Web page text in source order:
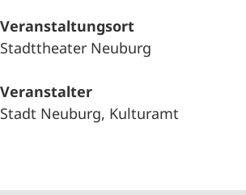
Veranstaltungsort
Stadttheater Neuburg
Veranstalter
Stadt Neuburg, Kulturamt